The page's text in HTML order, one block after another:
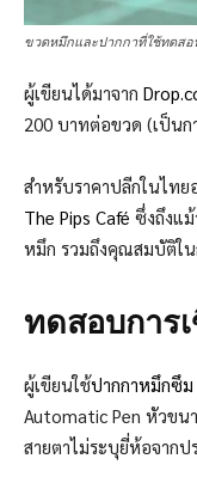
ขวดหมึกและปากกาที่ใช้ทดสอ
ผู้เขียนได้มาจาก
200 บาทต่อขวด (เป็น
สำหรับราคาปลีกในไท
The Pips Café ซึ่งถึงแ
หมึก รวมถึงคุณสมบัติใ
ทดสอบการ
ผู้เขียนใช้ปากกาหมึกซึม
Automatic Pen หัวขน
สายตาไม่ระบุยี่ห้อจากป